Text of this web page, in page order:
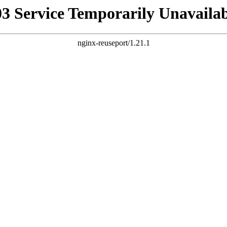
Service Temporarily
nginx-reuseport/1.21.1